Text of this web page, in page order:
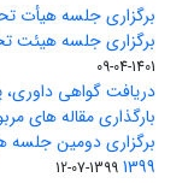
برگزاری جلسه هیأت
برگزاری جلسه هیئت
1401-04-09
دریافت گواهی داوری،
بارگذاری مقاله های مربوط به
برگزاری دومین جلسه
1399
1399-07-12